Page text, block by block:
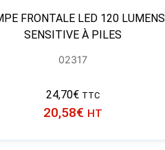
FRONTALE LED 120 LUMENS
SENSITIVE À PILES
02317
24,70€ TTC
20,58€ HT